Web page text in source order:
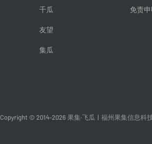
千瓜
友望
集瓜
免责
Copyright © 2014-2026 果集·飞瓜 福州果集信息科